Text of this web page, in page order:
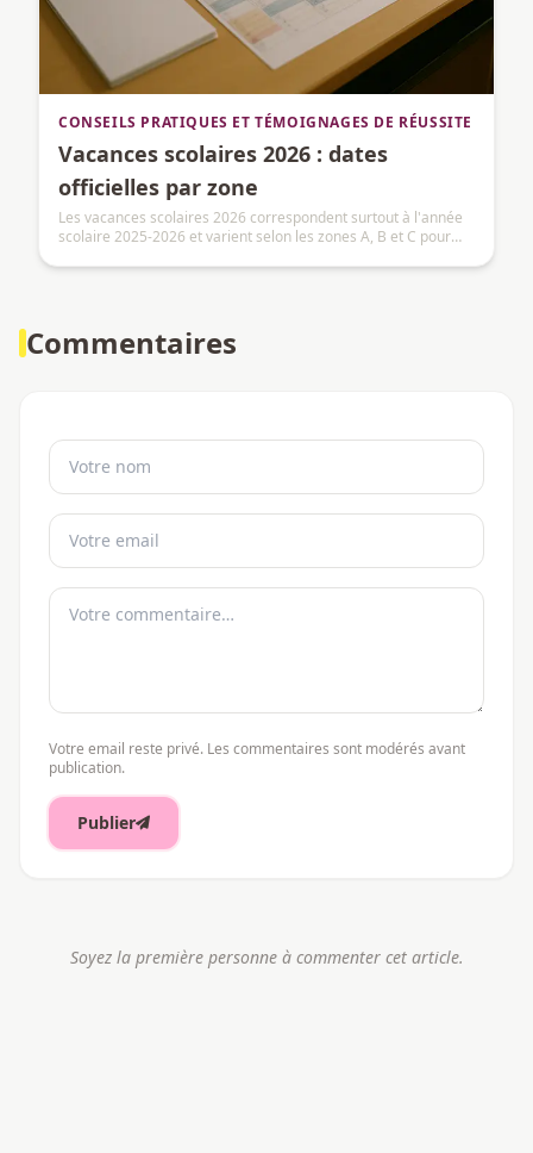
CONSEILS PRATIQUES ET TÉMOIGNAGES DE RÉUSSITE
Vacances scolaires 2026 : dates
officielles par zone
Les vacances scolaires 2026 correspondent surtout à l'année
scolaire 2025-2026 et varient selon les zones A, B et C pour
Commentaires
Votre email reste privé. Les commentaires sont modérés avant
publication.
Publier
Soyez la première personne à commenter cet article.